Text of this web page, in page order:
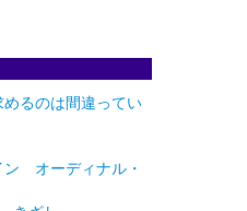
るのは間違ってい
オーディナル・